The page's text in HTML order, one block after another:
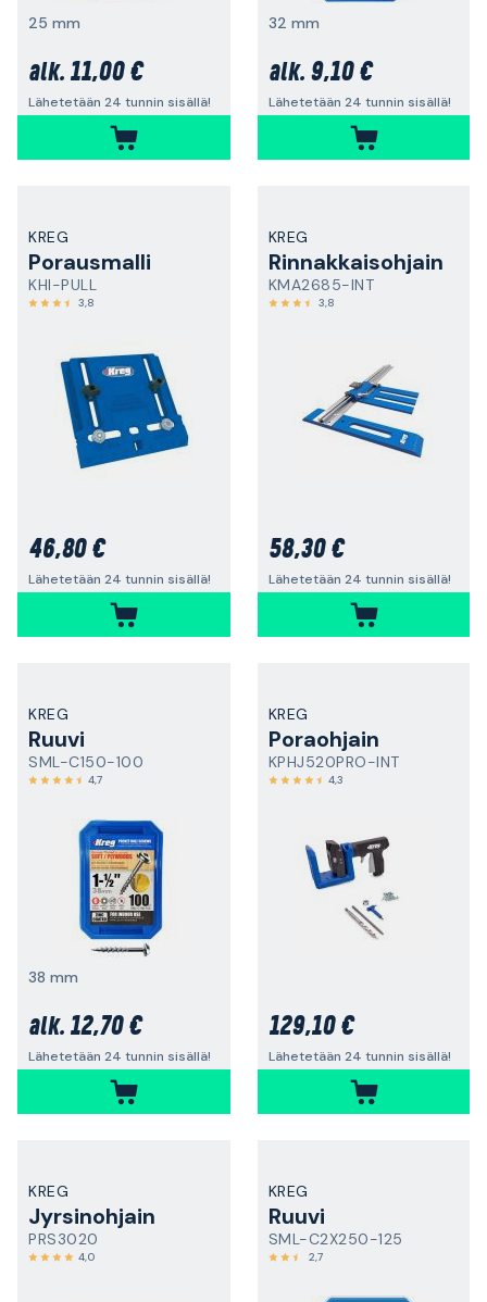
25 mm
alk. 11,00 €
Lähetetään 24 tunnin sisällä!
32 mm
alk. 9,10 €
Lähetetään 24 tunnin sisällä!
KREG
Porausmalli
KHI-PULL
3,8
46,80 €
Lähetetään 24 tunnin sisällä!
KREG
Rinnakkaisohjain
KMA2685-INT
3,8
58,30 €
Lähetetään 24 tunnin sisällä!
KREG
Ruuvi
SML-C150-100
4,7
38 mm
alk. 12,70 €
Lähetetään 24 tunnin sisällä!
KREG
Poraohjain
KPHJ520PRO-INT
4,3
129,10 €
Lähetetään 24 tunnin sisällä!
KREG
Jyrsinohjain
PRS3020
4,0
KREG
Ruuvi
SML-C2X250-125
2,7